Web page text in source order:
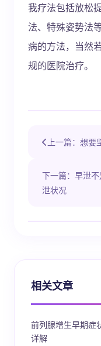
我疗法包括放松
法、特殊姿势法
病的方法，当然
规的医院治疗。
上一篇：想要
下一篇：早泄
泄状况
相关文章
前列腺增生早期症
详解